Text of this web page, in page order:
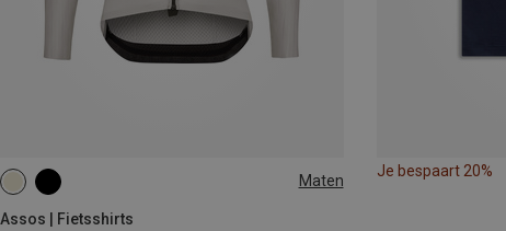
Maten
Assos | Fietsshirts
S M
Je bespaart 20%